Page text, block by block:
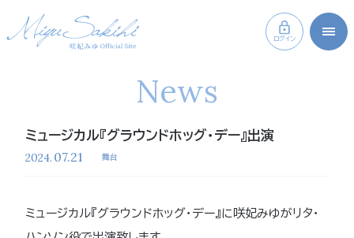
ログイン
News
ミュージカル『グラウンドホッグ・デー』出演
2024. 07.21 舞台
ミュージカル『グラウンドホッグ・デー』に咲妃みゆがリタ・